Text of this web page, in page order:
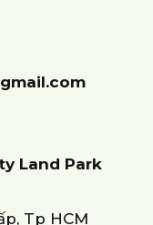
Land Park
Tp HCM